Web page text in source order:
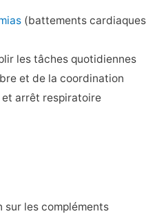
(battements cardiaques
les tâches quotidiennes
et de la coordination
et arrêt respiratoire
sur les compléments